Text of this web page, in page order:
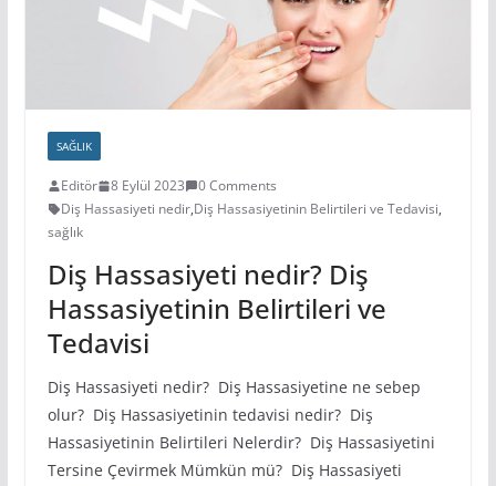
SAĞLIK
Editör 8 Eylül 2023
0 Comments
Diş Hassasiyeti nedir,Diş Hassasiyetinin Belirtileri ve Tedavisi,
sağlık
Diş Hassasiyeti nedir? Diş
Hassasiyetinin Belirtileri ve
Tedavisi
Diş Hassasiyeti nedir? Diş Hassasiyetine ne sebep
olur? Diş Hassasiyetinin tedavisi nedir? Diş
Hassasiyetinin Belirtileri Nelerdir? Diş Hassasiyetini
Tersine Çevirmek Mümkün mü? Diş Hassasiyeti